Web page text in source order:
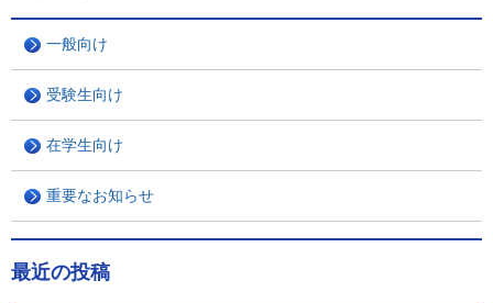
一般向け
受験生向け
在学生向け
重要なお知らせ
最近の投稿